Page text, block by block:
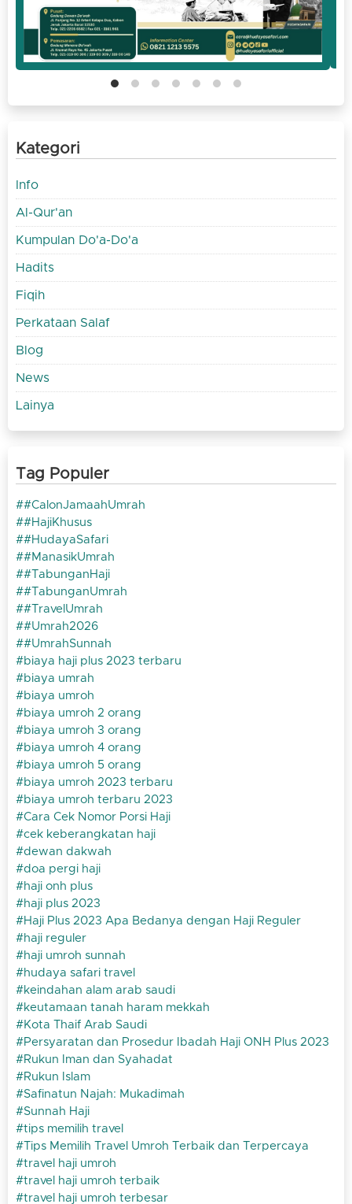
Kategori
Info
Al-Qur'an
Kumpulan Do'a-Do'a
Hadits
Fiqih
Perkataan Salaf
Blog
News
Lainya
Tag Populer
#CalonJamaahUmrah
#HajiKhusus
#HudayaSafari
#ManasikUmrah
#TabunganHaji
#TabunganUmrah
#TravelUmrah
#Umrah2026
#UmrahSunnah
biaya haji plus 2023 terbaru
biaya umrah
biaya umroh
biaya umroh 2 orang
biaya umroh 3 orang
biaya umroh 4 orang
biaya umroh 5 orang
biaya umroh 2023 terbaru
biaya umroh terbaru 2023
Cara Cek Nomor Porsi Haji
cek keberangkatan haji
dewan dakwah
doa pergi haji
haji onh plus
haji plus 2023
Haji Plus 2023 Apa Bedanya dengan Haji Reguler
haji reguler
haji umroh sunnah
hudaya safari travel
keindahan alam arab saudi
keutamaan tanah haram mekkah
Kota Thaif Arab Saudi
Persyaratan dan Prosedur Ibadah Haji ONH Plus 2023
Rukun Iman dan Syahadat
Rukun Islam
Safinatun Najah: Mukadimah
Sunnah Haji
tips memilih travel
Tips Memilih Travel Umroh Terbaik dan Terpercaya
travel haji umroh
travel haji umroh terbaik
travel haji umroh terbesar